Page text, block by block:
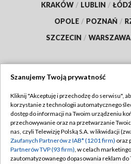
KRAKÓW / LUBLIN /
OPOLE / POZNAŃ /
SZCZECIN / WARSZAWA
TVP
Abonament TVP
Emisja w TVP
Centrum informacji TVP
Regulamin
Polityka
Moje
Szanujemy Twoją prywatność
Kliknij "Akceptuję i przechodzę do serwisu",
korzystanie z technologii automatycznego
dostęp do informacji na Twoim urządzeniu
przechowywanie oraz na przetwarzanie
nas, czyli Telewizję Polską S.A. w likwidacji
Zaufanych Partnerów z IAB* (1201 firm) oraz
Partnerów TVP (93 firm), w celach
zautomatyzowanego dopasowania reklam